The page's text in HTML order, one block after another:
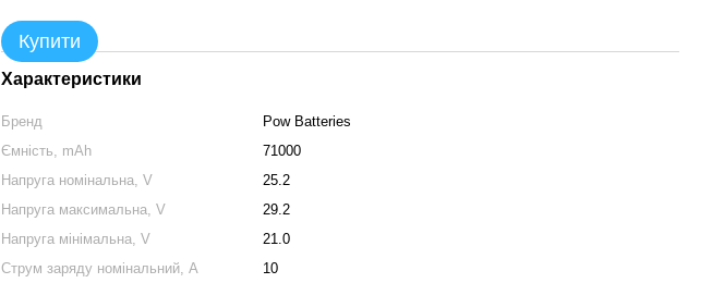
Купити
Характеристики
Бренд
Pow Batteries
Ємність, mAh
71000
Напруга номінальна, V
25.2
Напруга максимальна, V
29.2
Напруга мінімальна, V
21.0
Струм заряду номінальний, А
10